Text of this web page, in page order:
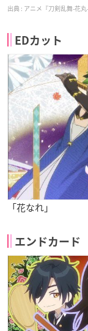
アニメ『刀剣乱舞-花
EDカット
「花なれ」
エンドカード